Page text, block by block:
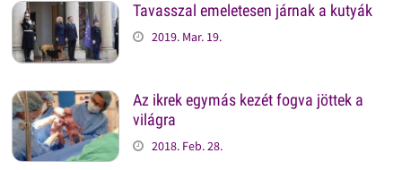
Tavasszal emeletesen járnak a kutyák
2019. Mar. 19.
Az ikrek egymás kezét fogva jöttek a
világra
2018. Feb. 28.